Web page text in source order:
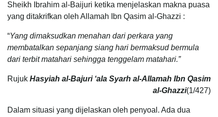
Sheikh Ibrahim al-Baijuri ketika menjelaskan makna puasa
yang ditakrifkan oleh Allamah Ibn Qasim al-Ghazzi :
“Yang dimaksudkan menahan dari perkara yang
membatalkan sepanjang siang hari bermaksud bermula
dari terbit matahari sehingga tenggelam matahari.”
Rujuk Hasyiah al-Bajuri ‘ala Syarh al-Allamah Ibn Qasim
al-Ghazzi(1/427)
Dalam situasi yang dijelaskan oleh penyoal. Ada dua